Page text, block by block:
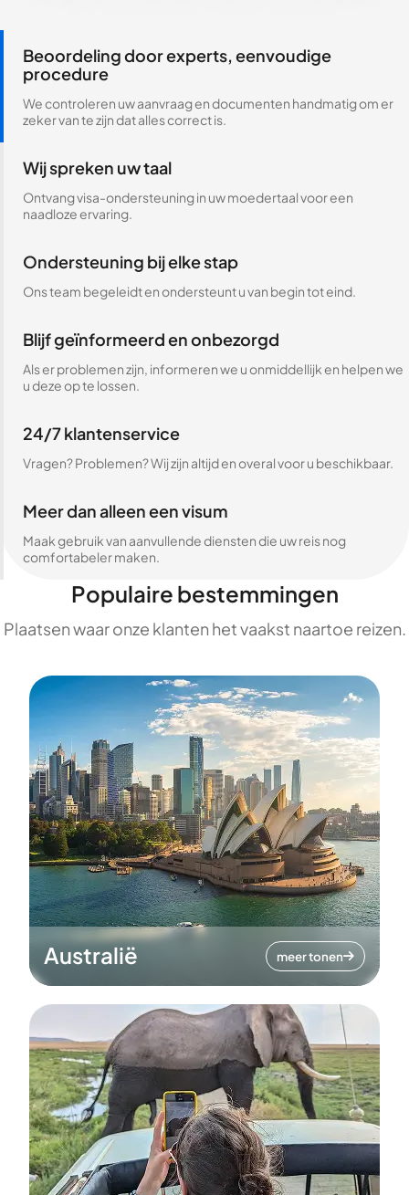
Beoordeling door experts, eenvoudige
procedure
We controleren uw aanvraag en documenten handmatig om er
zeker van te zijn dat alles correct is.
Wij spreken uw taal
Ontvang visa-ondersteuning in uw moedertaal voor een
naadloze ervaring.
Ondersteuning bij elke stap
Ons team begeleidt en ondersteunt u van begin tot eind.
Blijf geïnformeerd en onbezorgd
Als er problemen zijn, informeren we u onmiddellijk en helpen we
u deze op te lossen.
24/7 klantenservice
Vragen? Problemen? Wij zijn altijd en overal voor u beschikbaar.
Meer dan alleen een visum
Maak gebruik van aanvullende diensten die uw reis nog
comfortabeler maken.
Populaire bestemmingen
Plaatsen waar onze klanten het vaakst naartoe reizen.
Australië meer tonen